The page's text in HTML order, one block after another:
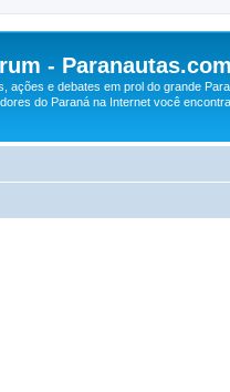
- Paranautas.com
ações e debates em prol do grande
do Paraná na Internet você